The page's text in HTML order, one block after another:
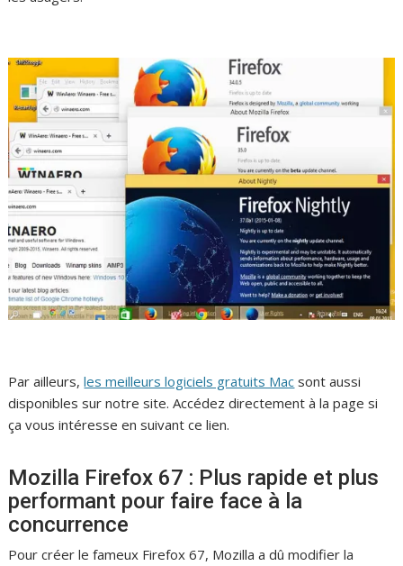
Par ailleurs,les meilleurs logiciels gratuits Mac sont aussi
disponibles sur notre site. Accédez directement à la page si
ça vous intéresse en suivant ce lien.
Mozilla Firefox 67 : Plus rapide et plus
performant pour faire face à la
concurrence
Pour créer le fameux Firefox 67, Mozilla a dû modifier la